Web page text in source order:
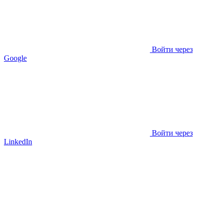
Войти через
Google
Войти через
LinkedIn